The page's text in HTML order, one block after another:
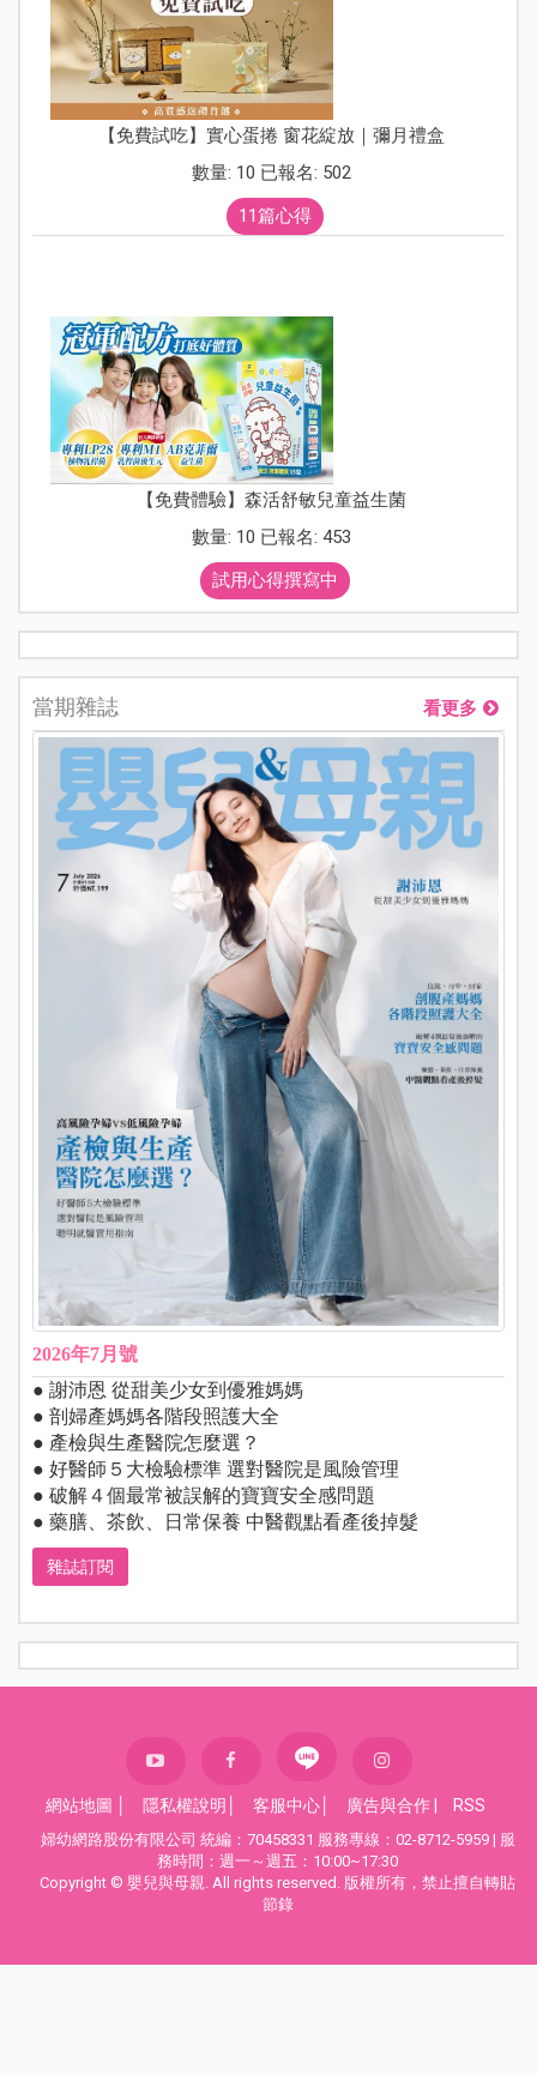
【免費試吃】實心蛋捲 窗花綻放｜彌月禮盒
數量: 10 已報名: 502
11篇心得
【免費體驗】森活舒敏兒童益生菌
數量: 10 已報名: 453
試用心得撰寫中
當期雜誌 看更多
2026年7月號
● 謝沛恩 從甜美少女到優雅媽媽
● 剖婦產媽媽各階段照護大全
● 產檢與生產醫院怎麼選？
● 好醫師５大檢驗標準 選對醫院是風險管理
● 破解４個最常被誤解的寶寶安全感問題
● 藥膳、茶飲、日常保養 中醫觀點看產後掉髮
雜誌訂閱
網站地圖 隱私權說明 客服中心 廣告與合作 RSS
婦幼網路股份有限公司 統編：70458331 服務專線：02-8712-5959 | 服
務時間：週一～週五：10:00~17:30
Copyright © 嬰兒與母親. All rights reserved. 版權所有，禁止擅自轉貼
節錄